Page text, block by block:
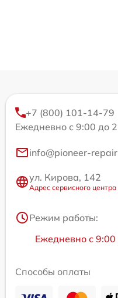
+7 (800) 101-14-79
Ежедневно с 9:00 до
info@pioneer-
ул. Кирова, 142
Адрес сервисного
Режим работы:
Ежедневно с
Способы оплаты